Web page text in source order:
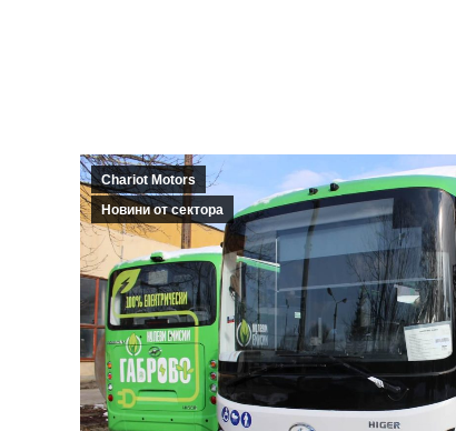
Chariot Motors
Новини от сектора